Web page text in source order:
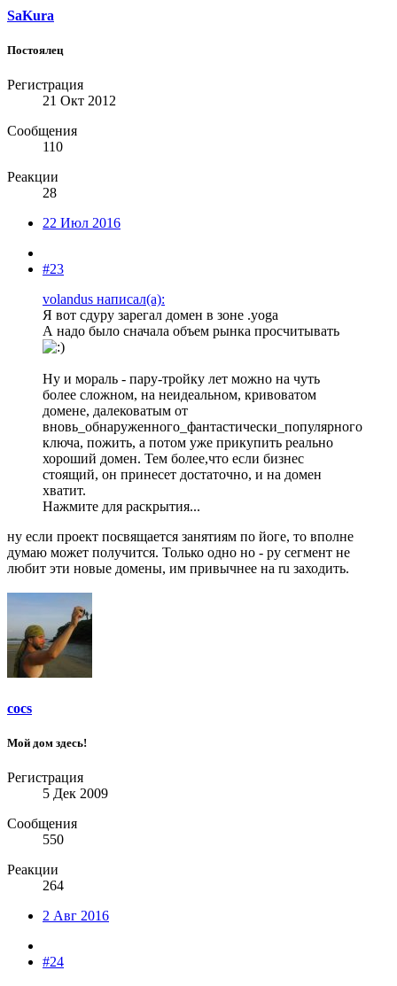
SaKura
Постоялец
Регистрация
21 Окт 2012
Сообщения
110
Реакции
28
22 Июл 2016
#23
volandus написал(а):
Я вот сдуру зарегал домен в зоне .yoga
А надо было сначала объем рынка просчитывать
Ну и мораль - пару-тройку лет можно на чуть
более сложном, на неидеальном, кривоватом
домене, далековатым от
вновь_обнаруженного_фантастически_популярного
ключа, пожить, а потом уже прикупить реально
хороший домен. Тем более,что если бизнес
стоящий, он принесет достаточно, и на домен
хватит.
Нажмите для раскрытия...
ну если проект посвящается занятиям по йоге, то вполне
думаю может получится. Только одно но - ру сегмент не
любит эти новые домены, им привычнее на ru заходить.
cocs
Мой дом здесь!
Регистрация
5 Дек 2009
Сообщения
550
Реакции
264
2 Авг 2016
#24